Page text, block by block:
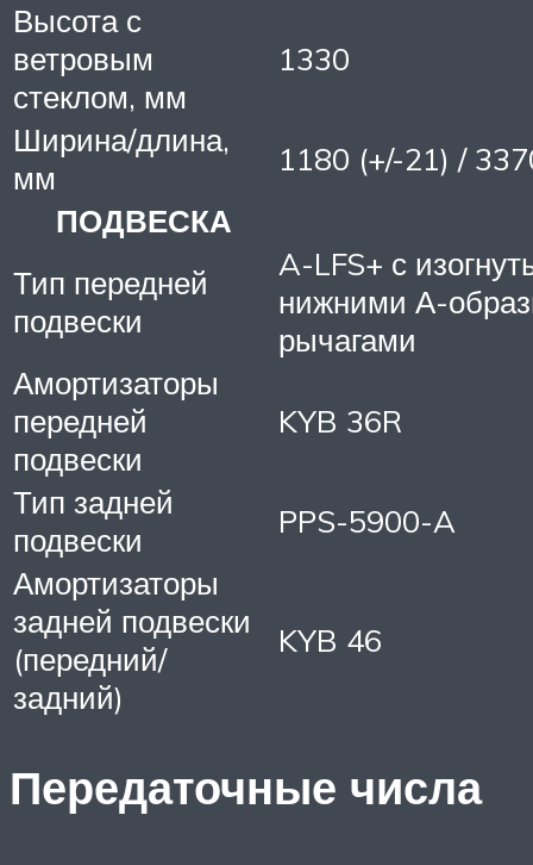
Высота с
ветровым
стеклом, мм
1330
Ширина/длина,
мм
1180 (+/-21) /
ПОДВЕСКА
Тип передней
подвески
A-LFS+ с
нижними А-
рычагами
Амортизаторы
передней
подвески
KYB 36R
Тип задней
подвески
PPS-5900-A
Амортизаторы
задней подвески
(передний/
задний)
KYB 46
Передаточные числа